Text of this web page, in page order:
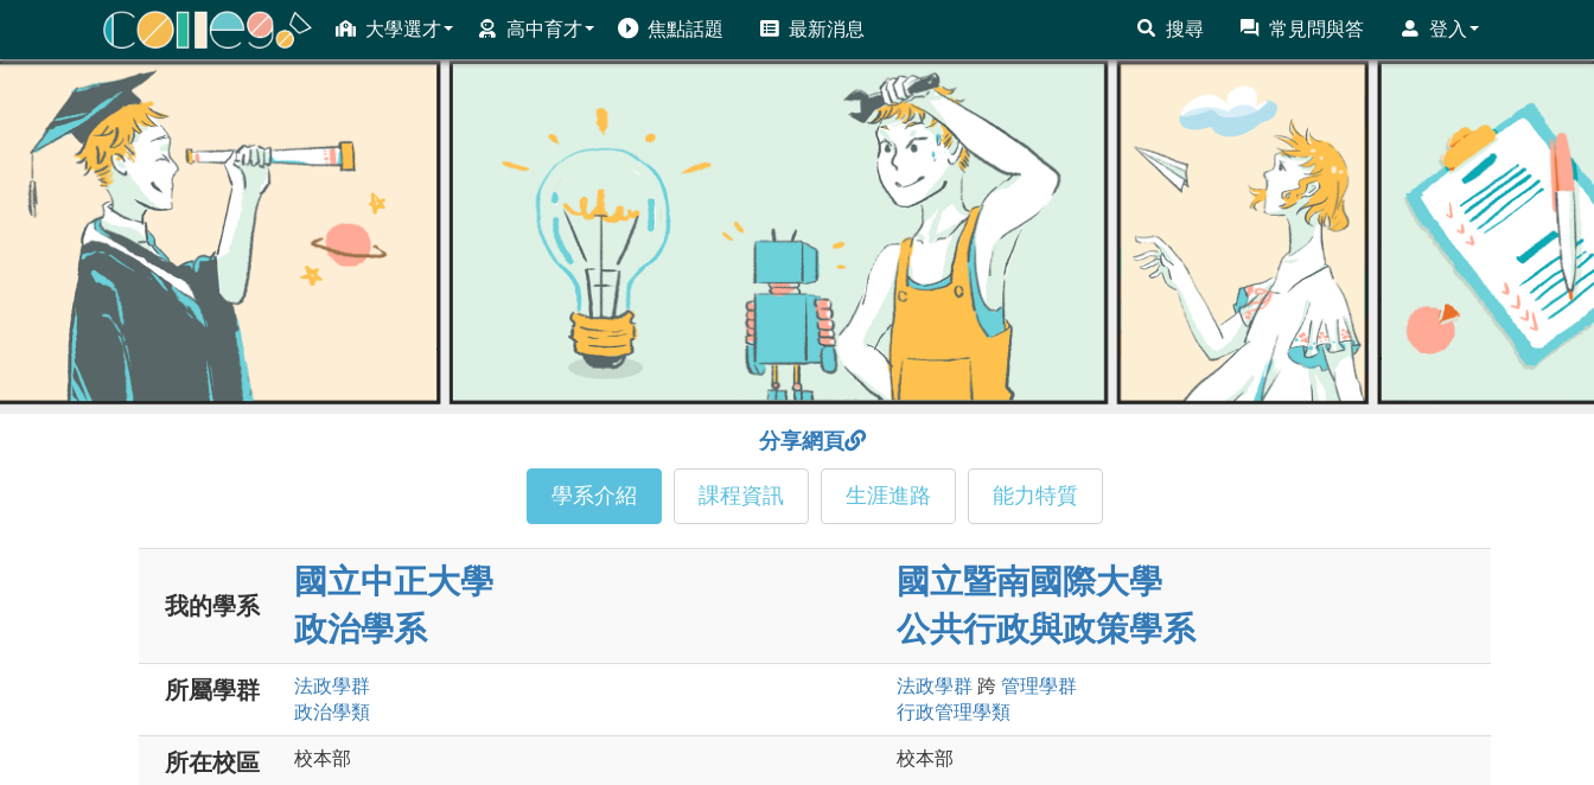
大學選才 高中育才 焦點話題 最新消息 搜尋 常見問與答 登入
ColleGo! 大學選才與高中育才輔助系統
分享網頁
學系介紹 課程資訊 生涯進路 能力特質
我的學系
國立中正大學
政治學系
國立暨南國際大學
公共行政與政策學系
所屬學群 法政學群
政治學類
法政學群 跨 管理學群
行政管理學類
所在校區
校本部
校本部